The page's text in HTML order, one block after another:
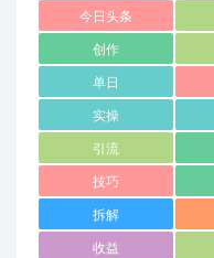
今日头条
创作
单日
实操
引流
技巧
拆解
收益